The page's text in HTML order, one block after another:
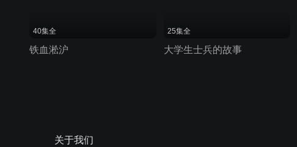
40集全
铁血淞沪
25集全
大学生士兵的故事
关于我们